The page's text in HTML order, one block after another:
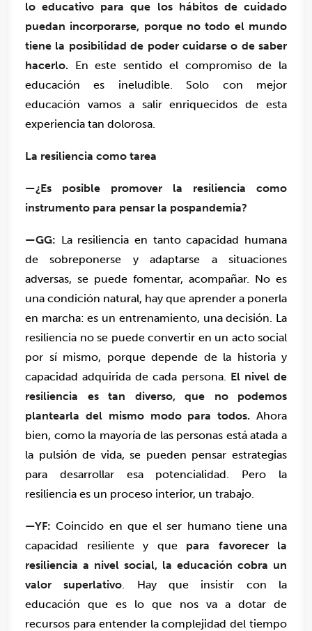
lo educativo para que los hábitos de cuidado
puedan incorporarse, porque no todo el mundo
tiene la posibilidad de poder cuidarse o de saber
hacerlo. En este sentido el compromiso de la
educación es ineludible. Solo con mejor
educación vamos a salir enriquecidos de esta
experiencia tan dolorosa.
La resiliencia como tarea
—¿Es posible promover la resiliencia como
instrumento para pensar la pospandemia?
—GG: La resiliencia en tanto capacidad humana
de sobreponerse y adaptarse a situaciones
adversas, se puede fomentar, acompañar. No es
una condición natural, hay que aprender a ponerla
en marcha: es un entrenamiento, una decisión. La
resiliencia no se puede convertir en un acto social
por sí mismo, porque depende de la historia y
capacidad adquirida de cada persona. El nivel de
resiliencia es tan diverso, que no podemos
plantearla del mismo modo para todos. Ahora
bien, como la mayoría de las personas está atada a
la pulsión de vida, se pueden pensar estrategias
para desarrollar esa potencialidad. Pero la
resiliencia es un proceso interior, un trabajo.
—YF: Coincido en que el ser humano tiene una
capacidad resiliente y que para favorecer la
resiliencia a nivel social, la educación cobra un
valor superlativo. Hay que insistir con la
educación que es lo que nos va a dotar de
recursos para entender la complejidad del tiempo